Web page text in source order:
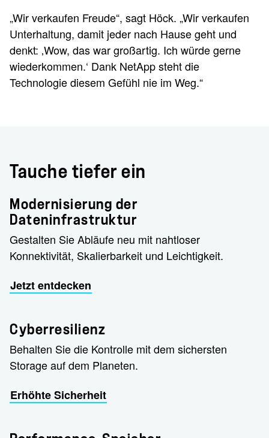
„Wir verkaufen Freude“, sagt Höck. „Wir verkaufen
Unterhaltung, damit jeder nach Hause geht und
denkt: ‚Wow, das war großartig. Ich würde gerne
wiederkommen.‘ Dank NetApp steht die
Technologie diesem Gefühl nie im Weg.“
Tauche tiefer ein
Modernisierung der
Dateninfrastruktur
Gestalten Sie Abläufe neu mit nahtloser
Konnektivität, Skalierbarkeit und Leichtigkeit.
Jetzt entdecken
Cyberresilienz
Behalten Sie die Kontrolle mit dem sichersten
Storage auf dem Planeten.
Erhöhte Sicherheit